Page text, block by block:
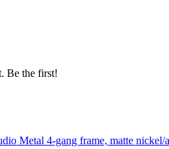
Be the first!